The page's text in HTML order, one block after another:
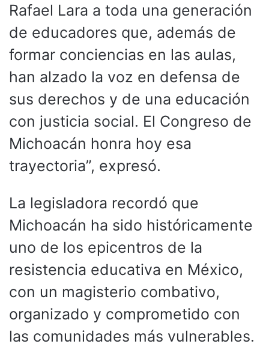
Rafael Lara a toda una generación
de educadores que, además de
formar conciencias en las aulas,
han alzado la voz en defensa de
sus derechos y de una educación
con justicia social. El Congreso de
Michoacán honra hoy esa
trayectoria”, expresó.
La legisladora recordó que
Michoacán ha sido históricamente
uno de los epicentros de la
resistencia educativa en México,
con un magisterio combativo,
organizado y comprometido con
las comunidades más vulnerables.